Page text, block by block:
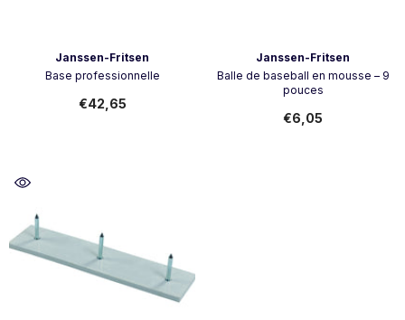
Vendeur:Janssen-Fritsen
Base professionnelle
€42,65
Vendeur:Janssen-Fritsen
Balle de baseball en mousse – 9
pouces
€6,05